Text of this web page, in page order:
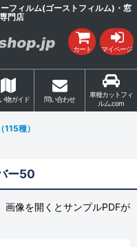
フィルム(ゴーストフィルム)・窓
門店
カート マイページ
物ガイド 問い合わせ
車種カットフィ
ルム.com
種）
ー50
像を開くとサンプルPDFが